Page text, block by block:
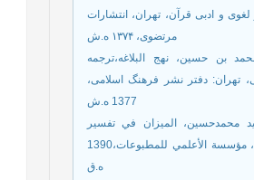
و ادبی قرآن، تهران، انتشارات
مرتضوی، ۱۳۷۴ ه.ش
بن حسین، نهج البلاغه،ترجمه
تهران‌: دفتر نشر فرهنگ اسلامی‌،
1377 ه.ش
محمدحسين، الميزان في تفسير
القرآن، بيروت، مؤسسة الأعلمي للمطبوعات،1390
ه.ق